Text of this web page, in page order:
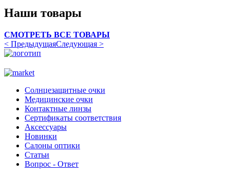
Наши товары
СМОТРЕТЬ ВСЕ ТОВАРЫ
< ПредыдущаяСледующая >
Солнцезащитные очки
Медицинские очки
Контактные линзы
Сертификаты соответствия
Аксессуары
Новинки
Салоны оптики
Статьи
Вопрос - Ответ